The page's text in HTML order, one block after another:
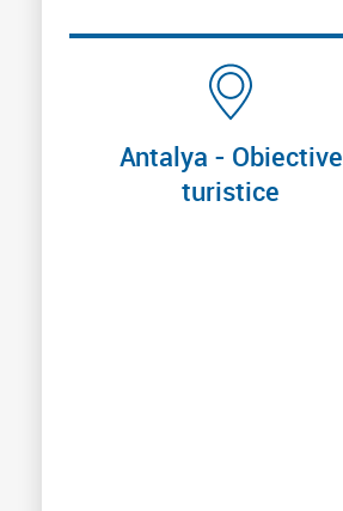
Antalya - Obiective
turistice